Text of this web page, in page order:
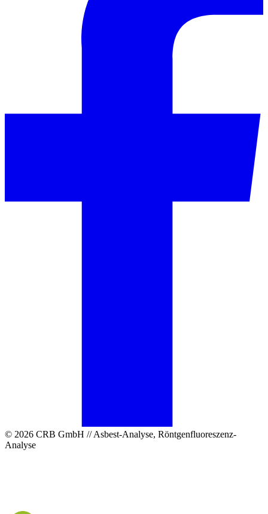
© 2026 CRB GmbH // Asbest-Analyse, Röntgenfluoreszenz-
Analyse